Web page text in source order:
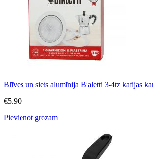
Blīves un siets alumīnija Bialetti 3-4tz kafijas
€5.90
Pievienot grozam